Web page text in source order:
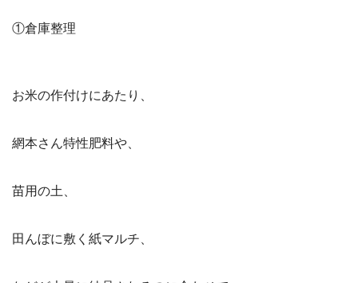
①倉庫整理
お米の作付けにあたり、
網本さん特性肥料や、
苗用の土、
田んぼに敷く紙マルチ、